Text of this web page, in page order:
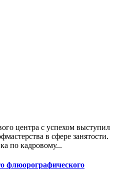
центра с успехом выступил
в сфере занятости.
по кадровому...
флюорографического